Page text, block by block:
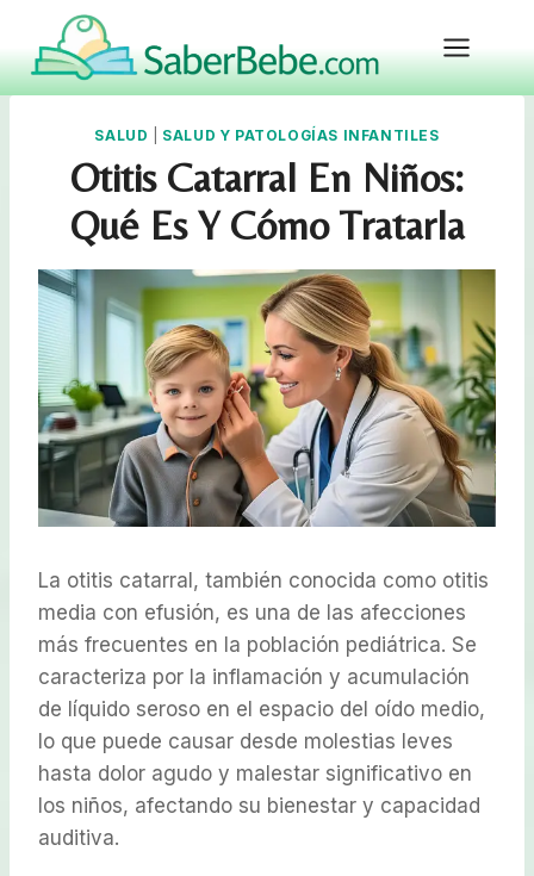
content
SALUD SALUD Y PATOLOGÍAS INFANTILES
Otitis Catarral En Niños:
Qué Es Y Cómo Tratarla
La otitis catarral, también conocida como otitis
media con efusión, es una de las afecciones
más frecuentes en la población pediátrica. Se
caracteriza por la inflamación y acumulación
de líquido seroso en el espacio del oído medio,
lo que puede causar desde molestias leves
hasta dolor agudo y malestar significativo en
los niños, afectando su bienestar y capacidad
auditiva.